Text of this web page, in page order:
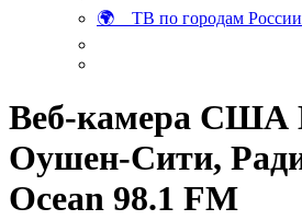
🌍 ТВ по городам России
Веб-камера США
Оушен-Сити,
Ocean 98.1 FM